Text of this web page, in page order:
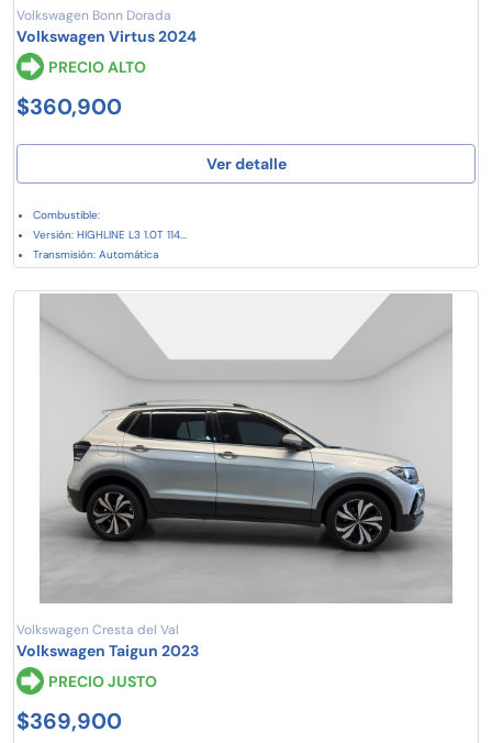
Volkswagen Bonn Dorada
Volkswagen Virtus 2024
PRECIO ALTO
$360,900
Ver detalle
Combustible:
Versión: HIGHLINE L3 1.0T 114...
Transmisión: Automática
Volkswagen Cresta del Val
Volkswagen Taigun 2023
PRECIO JUSTO
$369,900